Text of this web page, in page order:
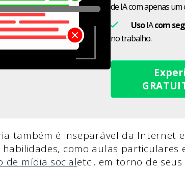
de IA com apenas um
UsoIAcom
no trabalho.
também é inseparável da Internet
habilidades, como aulas particulares
de mídia socialetc., em torno de